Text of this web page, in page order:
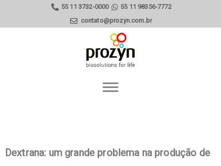
55 11 3732-0000
55 11 98356-7772
contato@prozyn.com.br
Dextrana: um grande problema na produção de